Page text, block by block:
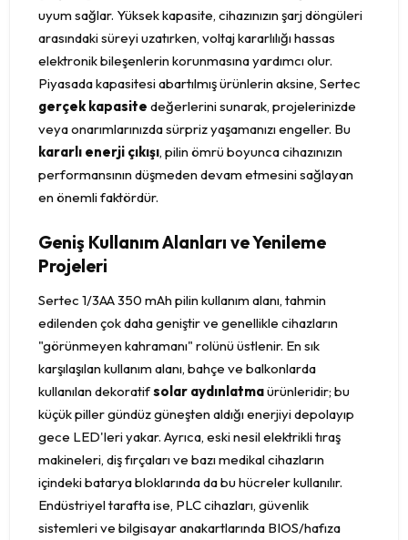
uyum sağlar. Yüksek kapasite, cihazınızın şarj döngüleri
arasındaki süreyi uzatırken, voltaj kararlılığı hassas
elektronik bileşenlerin korunmasına yardımcı olur.
Piyasada kapasitesi abartılmış ürünlerin aksine, Sertec
gerçek kapasite değerlerini sunarak, projelerinizde
veya onarımlarınızda sürpriz yaşamanızı engeller. Bu
kararlı enerji çıkışı, pilin ömrü boyunca cihazınızın
performansının düşmeden devam etmesini sağlayan
en önemli faktördür.
Geniş Kullanım Alanları ve Yenileme
Projeleri
Sertec 1/3AA 350 mAh pilin kullanım alanı, tahmin
edilenden çok daha geniştir ve genellikle cihazların
"görünmeyen kahramanı" rolünü üstlenir. En sık
karşılaşılan kullanım alanı, bahçe ve balkonlarda
kullanılan dekoratifsolar aydınlatmaürünleridir; bu
küçük piller gündüz güneşten aldığı enerjiyi depolayıp
gece LED'leri yakar. Ayrıca, eski nesil elektrikli tıraş
makineleri, diş fırçaları ve bazı medikal cihazların
içindeki batarya bloklarında da bu hücreler kullanılır.
Endüstriyel tarafta ise, PLC cihazları, güvenlik
sistemleri ve bilgisayar anakartlarında BIOS/hafıza